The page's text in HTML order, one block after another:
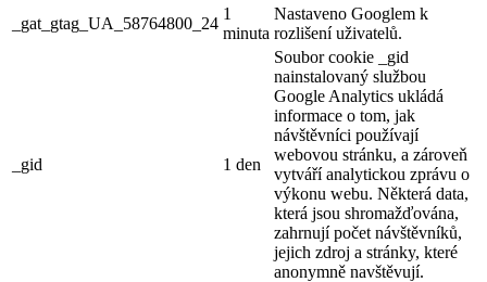
_gat_gtag_UA_58764800_24
1
minuta
Nastaveno Googlem k
rozlišení uživatelů.
_gid 1 den
Soubor cookie _gid
nainstalovaný službou
Google Analytics ukládá
informace o tom, jak
návštěvníci používají
webovou stránku, a zároveň
vytváří analytickou zprávu o
výkonu webu. Některá data,
která jsou shromažďována,
zahrnují počet návštěvníků,
jejich zdroj a stránky, které
anonymně navštěvují.